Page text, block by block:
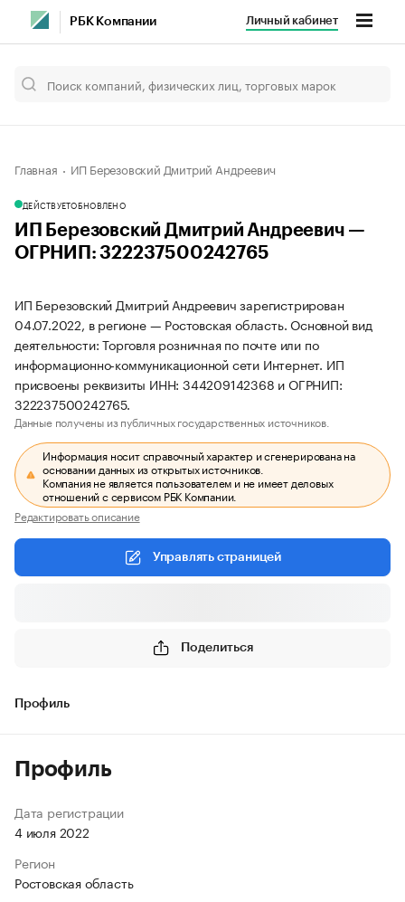
РБК Компании Личный кабинет
Главная ИП Березовский Дмитрий Андреевич
ДЕЙСТВУЕТОБНОВЛЕНО
ИП Березовский Дмитрий Андреевич —
ОГРНИП: 322237500242765
ИП Березовский Дмитрий Андреевич зарегистрирован
04.07.2022, в регионе — Ростовская область. Основной вид
деятельности: Торговля розничная по почте или по
информационно-коммуникационной сети Интернет. ИП
присвоены реквизиты ИНН: 344209142368 и ОГРНИП:
322237500242765.
Данные получены из публичных государственных источников.
Информация носит справочный характер и сгенерирована на
основании данных из открытых источников.
Компания не является пользователем и не имеет деловых
отношений с сервисом РБК Компании.
Редактировать описание
Управлять страницей
Поделиться
Профиль
Профиль
Дата регистрации
4 июля 2022
Регион
Ростовская область